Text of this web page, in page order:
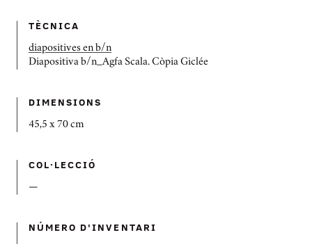
TÈCNICA
diapositives en b/n
Diapositiva b/n_Agfa Scala. Còpia Giclée
DIMENSIONS
45,5 x 70 cm
COL·LECCIÓ
—
NÚMERO D'INVENTARI